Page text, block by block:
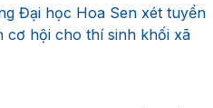
Đại học Hoa Sen xét tuyển
cơ hội cho thí sinh khối xã